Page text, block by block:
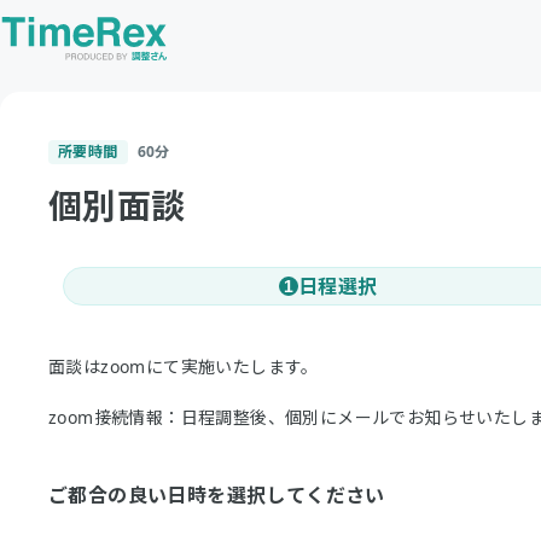
所要時間 60分
個別面談
1 日程選択
面談はzoomにて実施いたします。
zoom接続情報：日程調整後、個別にメールでお知らせいたし
ご都合の良い日時を選択してください